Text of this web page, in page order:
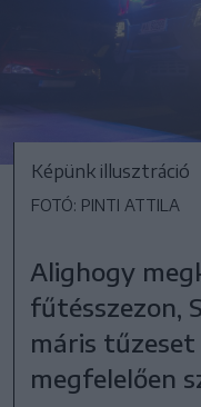
Képünk illusztráció
FOTÓ: PINTI ATTILA
Alighogy
fűtésszezon,
máris
megfelelően